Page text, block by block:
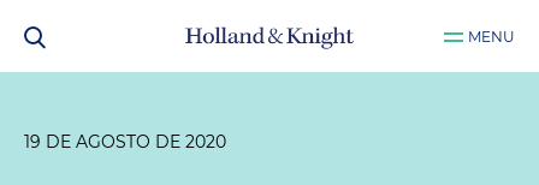
MENU
19 DE AGOSTO DE 2020